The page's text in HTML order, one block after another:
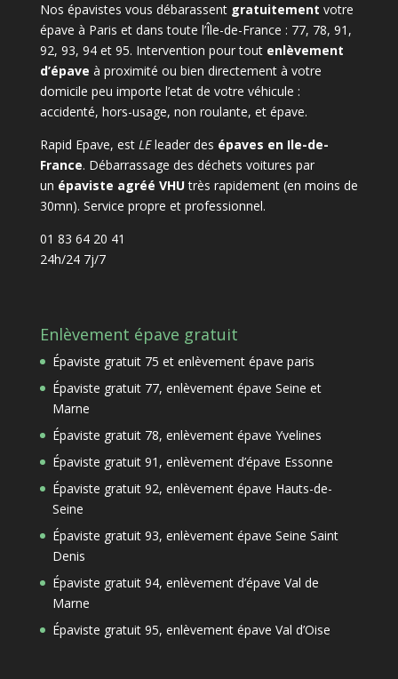
Nos épavistes vous débarassent gratuitement votre
épave à Paris et dans toute l’Île-de-France : 77, 78, 91,
92, 93, 94 et 95. Intervention pour tout enlèvement
d’épave à proximité ou bien directement à votre
domicile peu importe l’etat de votre véhicule :
accidenté, hors-usage, non roulante, et épave.
Rapid Epave, est LEleader des épaves en Ile-de-
France. Débarrassage des déchets voitures par
un épaviste agréé VHUtrès rapidement (en moins de
30mn). Service propre et professionnel.
01 83 64 20 41
24h/24 7j/7
Enlèvement épave gratuit
Épaviste gratuit 75 et enlèvement épave paris
Épaviste gratuit 77, enlèvement épave Seine et
Marne
Épaviste gratuit 78, enlèvement épave Yvelines
Épaviste gratuit 91, enlèvement d’épave Essonne
Épaviste gratuit 92, enlèvement épave Hauts-de-
Seine
Épaviste gratuit 93, enlèvement épave Seine Saint
Denis
Épaviste gratuit 94, enlèvement d’épave Val de
Marne
Épaviste gratuit 95, enlèvement épave Val d’Oise